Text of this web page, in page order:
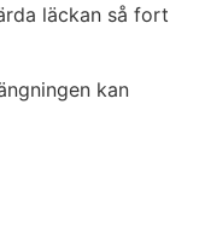
läckan så fort
kan